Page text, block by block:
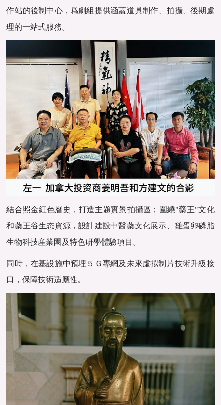
作站的後制中心，爲劇組提供涵蓋道具制作、拍攝、後期處
理的一站式服務。
結合照金紅色曆史，打造主題實景拍攝區；圍繞"藥王"文化
和藥王谷生态資源，設計建設中醫藥文化展示、雞蛋卵磷脂
生物科技産業園及特色研學體驗項目。
同時，在基設施中預埋５Ｇ專網及未來虛拟制片技術升級接
口，保障技術适應性。